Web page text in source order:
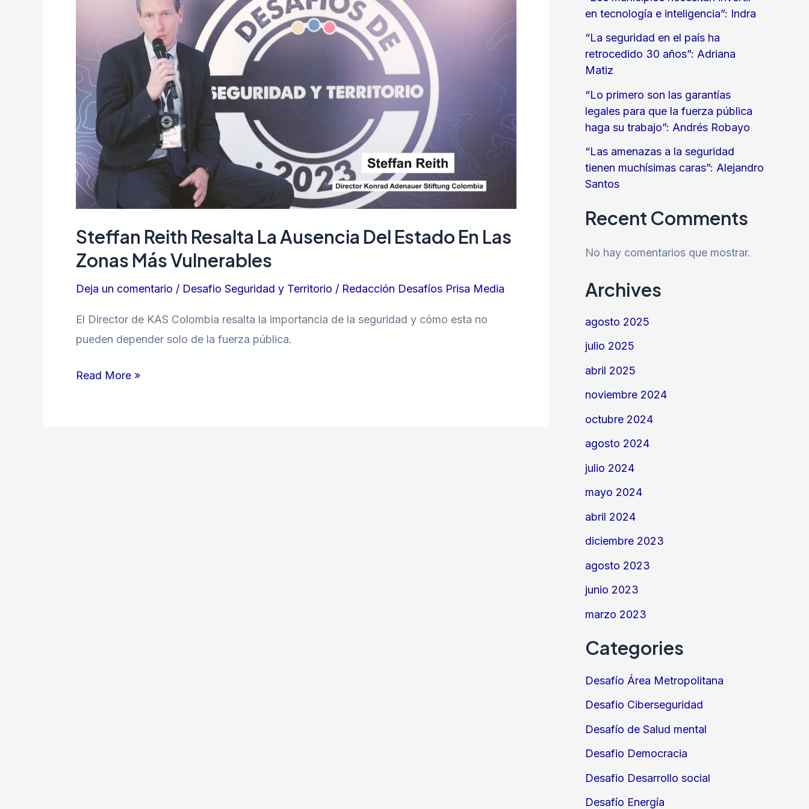
Steffan Reith Resalta La Ausencia Del Estado En Las
Zonas Más Vulnerables
Deja un comentario / Desafio Seguridad y Territorio / Redacción Desafíos Prisa Media
El Director de KAS Colombia resalta la importancia de la seguridad y cómo esta no
pueden depender solo de la fuerza pública.
ausencia
del
Estado
en
las
zonas
más
vulnerables
Read More »
en tecnología e inteligencia”: Indra
“La seguridad en el país ha
retrocedido 30 años”: Adriana
Matiz
“Lo primero son las garantías
legales para que la fuerza pública
haga su trabajo”: Andrés Robayo
“Las amenazas a la seguridad
tienen muchísimas caras”: Alejandro
Santos
Recent Comments
No hay comentarios que mostrar.
Archives
agosto 2025
julio 2025
abril 2025
noviembre 2024
octubre 2024
agosto 2024
julio 2024
mayo 2024
abril 2024
diciembre 2023
agosto 2023
junio 2023
marzo 2023
Categories
Desafío Área Metropolitana
Desafio Ciberseguridad
Desafío de Salud mental
Desafio Democracia
Desafio Desarrollo social
Desafío Energía